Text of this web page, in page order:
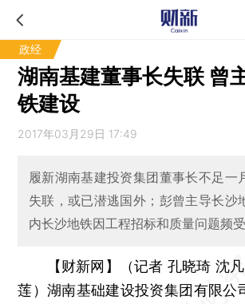
政经
湖南基建董事长失联 曾
铁建设
2017年03月29日 17:49
履新湖南基建投资集团董事长不足一
失联，或已潜逃国外；彭曾主导长沙
内长沙地铁因工程招标和质量问题频
【财新网】（记者 孔晓琦 沈
莲）湖南基础建设投资集团有限公